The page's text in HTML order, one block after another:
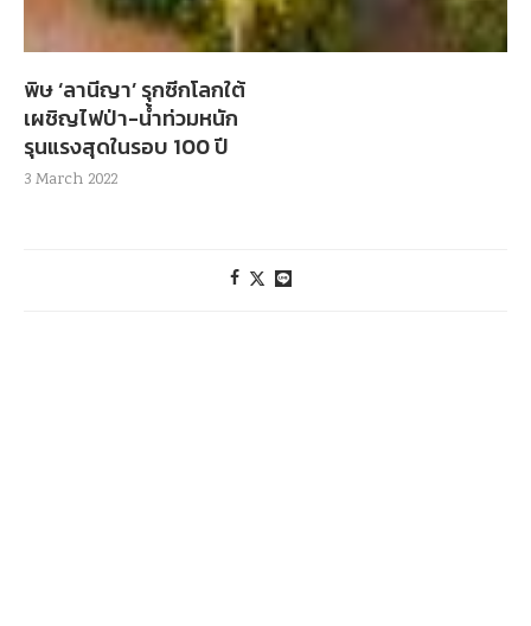
พิษ ‘ลานีญา’ รุกซีกโลกใต้
เผชิญไฟป่า-น้ำท่วมหนัก
รุนแรงสุดในรอบ 100 ปี
3 March 2022